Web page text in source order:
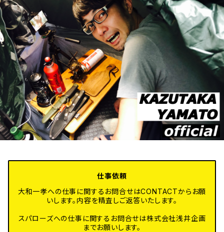
仕事依頼
大和一孝への仕事に関するお問合せはCONTACTからお願
いします。内容を精査しご返答いたします。
スパローズへの仕事に関するお問合せは株式会社浅井企画
までお願いします。